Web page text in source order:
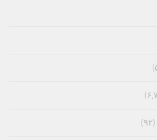
(۹۲)